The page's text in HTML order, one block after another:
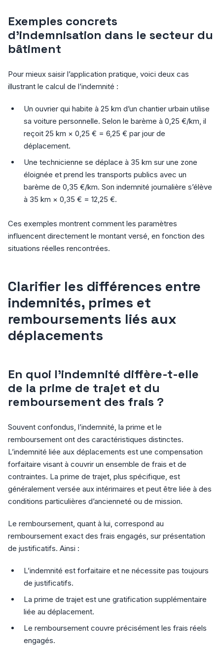
Exemples concrets
d’indemnisation dans le secteur du
bâtiment
Pour mieux saisir l’application pratique, voici deux cas
illustrant le calcul de l’indemnité :
Un ouvrier qui habite à 25 km d’un chantier urbain utilise
sa voiture personnelle. Selon le barème à 0,25 €/km, il
reçoit 25 km × 0,25 € = 6,25 € par jour de
déplacement.
Une technicienne se déplace à 35 km sur une zone
éloignée et prend les transports publics avec un
barème de 0,35 €/km. Son indemnité journalière s’élève
à 35 km × 0,35 € = 12,25 €.
Ces exemples montrent comment les paramètres
influencent directement le montant versé, en fonction des
situations réelles rencontrées.
Clarifier les différences entre
indemnités, primes et
remboursements liés aux
déplacements
En quoi l’indemnité diffère-t-elle
de la prime de trajet et du
remboursement des frais ?
Souvent confondus, l’indemnité, la prime et le
remboursement ont des caractéristiques distinctes.
L’indemnité liée aux déplacements est une compensation
forfaitaire visant à couvrir un ensemble de frais et de
contraintes. La prime de trajet, plus spécifique, est
généralement versée aux intérimaires et peut être liée à des
conditions particulières d’ancienneté ou de mission.
Le remboursement, quant à lui, correspond au
remboursement exact des frais engagés, sur présentation
de justificatifs. Ainsi :
L’indemnité est forfaitaire et ne nécessite pas toujours
de justificatifs.
La prime de trajet est une gratification supplémentaire
liée au déplacement.
Le remboursement couvre précisément les frais réels
engagés.